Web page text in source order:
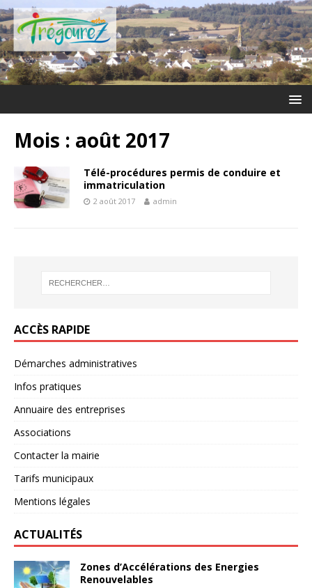
Mois : août 2017
Télé-procédures permis de conduire et
immatriculation
2 août 2017 admin
ACCÈS RAPIDE
Démarches administratives
Infos pratiques
Annuaire des entreprises
Associations
Contacter la mairie
Tarifs municipaux
Mentions légales
ACTUALITÉS
Zones d’Accélérations des Energies
Renouvelables